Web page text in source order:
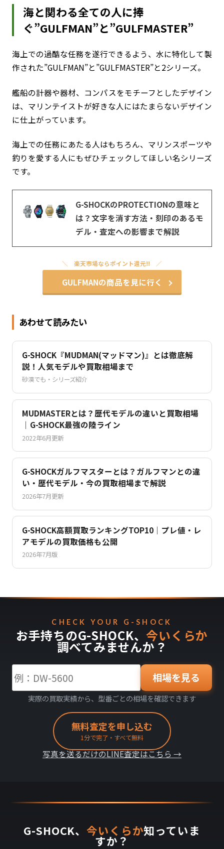
海と関わる全ての人に捧
ぐ”GULFMAN”と”GULFMASTER”
海上での過酷な任務を遂行できるよう、水に特化して製
作された”GULFMAN”と”GULFMASTER”と2シリーズ。
艦船の計器や器材、コンパスをモチーフとしたデザイン
は、マリンテイストが好きな人にはたまらないデザイン
に仕上がっています。
海上での任務にあたる人はもちろん、マリンスポーツや
釣りを愛する人にもぜひチェックしてほしい名シリーズ
です。
G-SHOCKのPROTECTIONの意味と
は？文字を消す方法・刻印のあるモ
デル・査定への影響まで解説
楽天市場ならポイント還元!!
GULFMANの商品を見に行く
あわせて読みたい
G-SHOCK『MUDMAN(マッドマン)』とは徹底解
説！人気モデルや買取相場まで
砂漠でも・シリーズ紹介
MUDMASTERとは？歴代モデルの違いと買取相場
｜G-SHOCK最強の陸ライン
2022年6月更新
G-SHOCKガルフマスターとは？ガルフマンとの違
い・歴代モデル・今の買取相場まで解説
2026年7月更新
G-SHOCK高額買取ランキングTOP10｜プレ値・レ
アモデルの買取価格も公開
2026年7月版
CHECK YOUR G-SHOCK
お手持ちのG-SHOCK、今いくらか
調べてみませんか？
相場を見る
実際の買取実績から、型番ごとの相場を確認できます
無料査定を申し込む
1分で完了・すべて無料
写真を送るだけのLINE査定はこちら →
G-SHOCK、今いくらか知っていま
すか？